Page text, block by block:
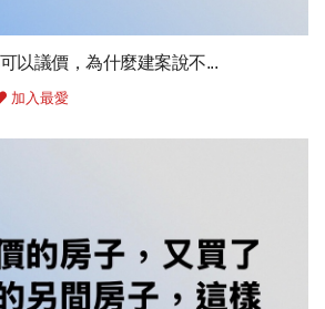
以議價，為什麼建案說不...
加入最愛